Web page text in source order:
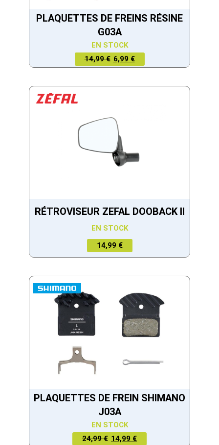
PLAQUETTES DE FREINS RÉSINE
G03A
EN STOCK
14,99 €
LE PRIX
INITIAL
6,99 €
LE PRIX
ACTUEL
RÉTROVISEUR ZEFAL DOOBACK II
EN STOCK
14,99 €
PLAQUETTES DE FREIN SHIMANO
J03A
EN STOCK
24,99 €
LE PRIX
14,99 €
LE PRIX